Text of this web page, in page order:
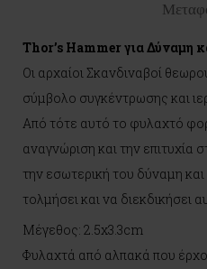
Thor’s Hammer για Δύναμη
Οι αρχαίοι Σκανδιναβοί
σύμβολο συγκέντρωσης και
Από τότε αυτό το φυλαχτό
αναγνώριση και την επιτυχία
την εσωτερική του δύναμη
τολμήσει και να διεκδικήσει
Μέγεθος: 2.5x3.3cm
Φυλαχτά από αλπακά που